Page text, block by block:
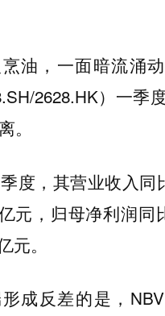
油，一面暗流涌
2628.HK）一季
。
度，其营业收入同
元，归母净利润同
元。
成反差的是，